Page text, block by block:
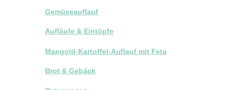
Gemüseauflauf
Aufläufe & Eintöpfe
Mangold-Kartoffel-Auflauf mit Feta
Brot & Gebäck